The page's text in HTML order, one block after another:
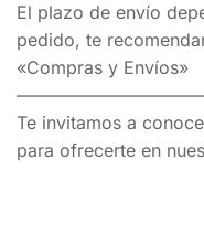
El plazo de envío
pedido, te
«Compras y Envíos»
Te invitamos a
para ofrecerte en